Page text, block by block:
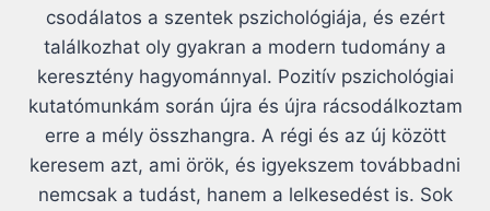
csodálatos a szentek pszichológiája, és ezért
találkozhat oly gyakran a modern tudomány a
keresztény hagyománnyal. Pozitív pszichológiai
kutatómunkám során újra és újra rácsodálkoztam
erre a mély összhangra. A régi és az új között
keresem azt, ami örök, és igyekszem továbbadni
nemcsak a tudást, hanem a lelkesedést is. Sok